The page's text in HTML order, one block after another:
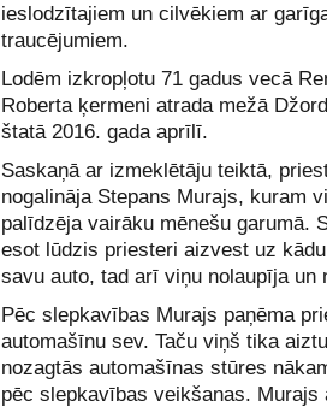
ieslodzītajiem un cilvēkiem ar
traucējumiem.
Lodēm izkropļotu 71 gadus vecā
Roberta ķermeni atrada mežā
štatā 2016. gada aprīlī.
Saskaņā ar izmeklētāju teiktā,
nogalināja Stepans Murajs, kuram
palīdzēja vairāku mēnešu garumā.
esot lūdzis priesteri aizvest uz
savu auto, tad arī viņu nolaupīja un
Pēc slepkavības Murajs paņēma
automašīnu sev. Taču viņš tika
nozagtās automašīnas stūres
pēc slepkavības veikšanas. Murajs